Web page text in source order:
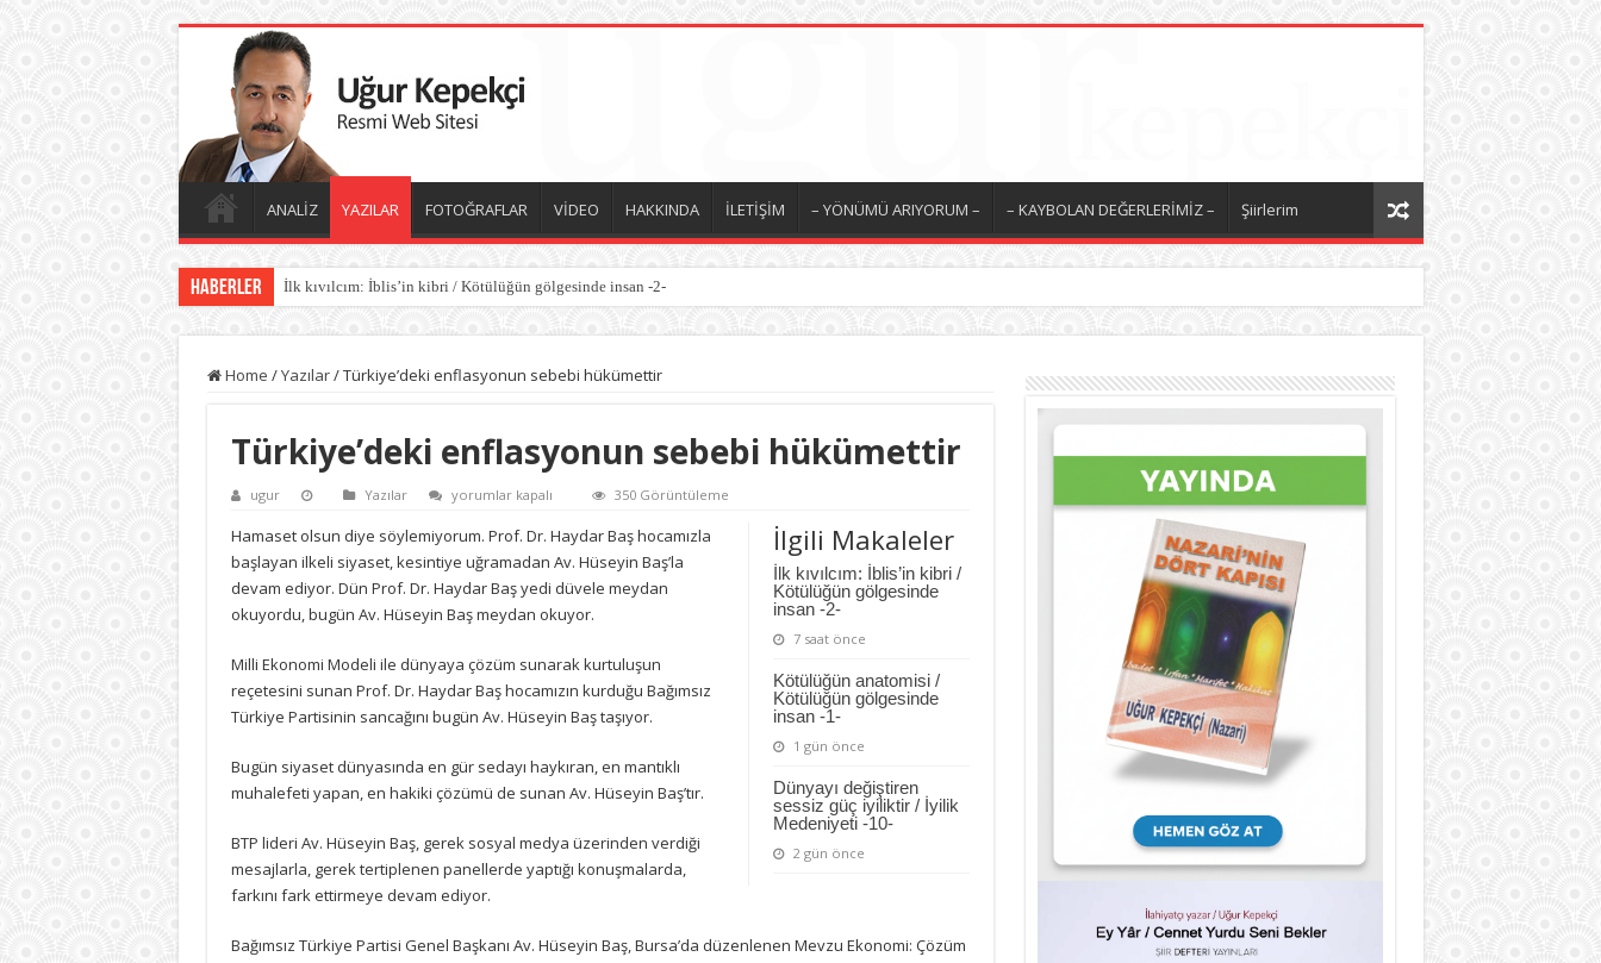
ANALİZ YAZILAR FOTOĞRAFLAR VİDEO HAKKINDA İLETİŞİM – YÖNÜMÜ ARIYORUM – – KAYBOLAN DEĞERLERİMİZ – Şiirlerim
Haberler İlk kıvılcım: İblis’in kibri / Kötülüğün gölgesinde insan -2-
Home /Yazılar/Türkiye’deki enflasyonun sebebi hükümettir
Türkiye’deki enflasyonun sebebi hükümettir
ugur Yazılar
Türkiye’deki
sebebi
hükümettir
için
yorumlar kapalı 350 Görüntüleme
İlgili Makaleler
İlk kıvılcım: İblis’in kibri /
Kötülüğün gölgesinde
insan -2-
7 saat önce
Kötülüğün anatomisi /
Kötülüğün gölgesinde
insan -1-
1 gün önce
Dünyayı değiştiren
sessiz güç iyiliktir / İyilik
Medeniyeti -10-
2 gün önce
Hamaset olsun diye söylemiyorum. Prof. Dr. Haydar Baş hocamızla
başlayan ilkeli siyaset, kesintiye uğramadan Av. Hüseyin Baş’la
devam ediyor. Dün Prof. Dr. Haydar Baş yedi düvele meydan
okuyordu, bugün Av. Hüseyin Baş meydan okuyor.
Milli Ekonomi Modeli ile dünyaya çözüm sunarak kurtuluşun
reçetesini sunan Prof. Dr. Haydar Baş hocamızın kurduğu Bağımsız
Türkiye Partisinin sancağını bugün Av. Hüseyin Baş taşıyor.
Bugün siyaset dünyasında en gür sedayı haykıran, en mantıklı
muhalefeti yapan, en hakiki çözümü de sunan Av. Hüseyin Baş’tır.
BTP lideri Av. Hüseyin Baş, gerek sosyal medya üzerinden verdiği
mesajlarla, gerek tertiplenen panellerde yaptığı konuşmalarda,
farkını fark ettirmeye devam ediyor.
Bağımsız Türkiye Partisi Genel Başkanı Av. Hüseyin Baş, Bursa’da düzenlenen Mevzu Ekonomi: Çözüm